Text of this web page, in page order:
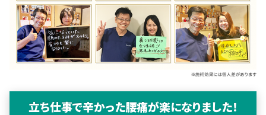
立ち仕事で辛かった腰痛が楽になりました！